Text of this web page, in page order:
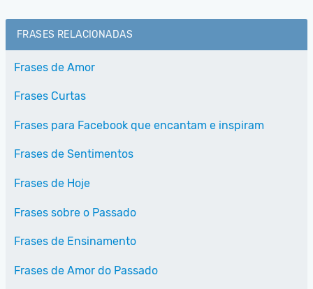
FRASES RELACIONADAS
Frases de Amor
Frases Curtas
Frases para Facebook que encantam e inspiram
Frases de Sentimentos
Frases de Hoje
Frases sobre o Passado
Frases de Ensinamento
Frases de Amor do Passado